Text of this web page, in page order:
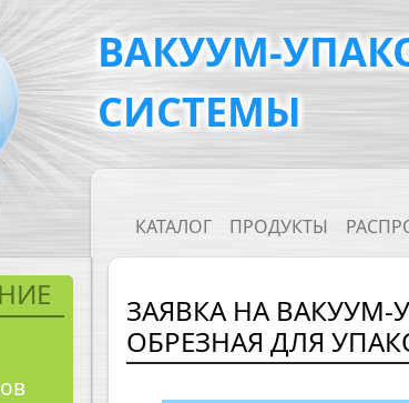
ВАКУУМ-
СИСТЕМЫ
Main navigation
КАТАЛОГ ПРОДУКТЫ
ЗАЯВКА НА
ОБРЕЗНАЯ ДЛЯ